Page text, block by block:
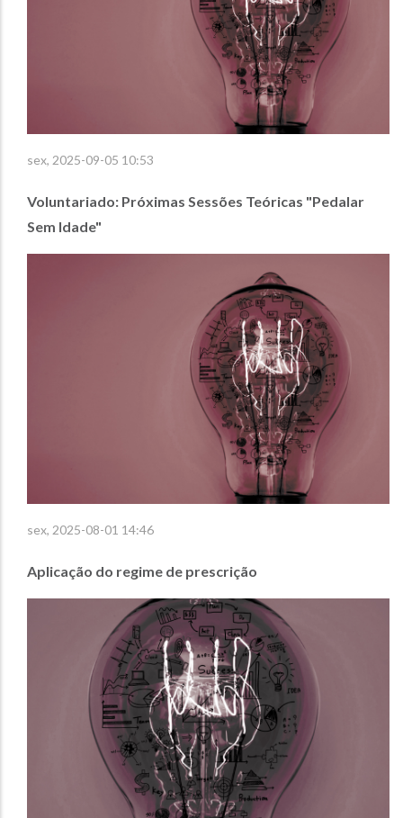
sex, 2025-09-05 10:53
Voluntariado: Próximas Sessões Teóricas "Pedalar
Sem Idade"
sex, 2025-08-01 14:46
Aplicação do regime de prescrição